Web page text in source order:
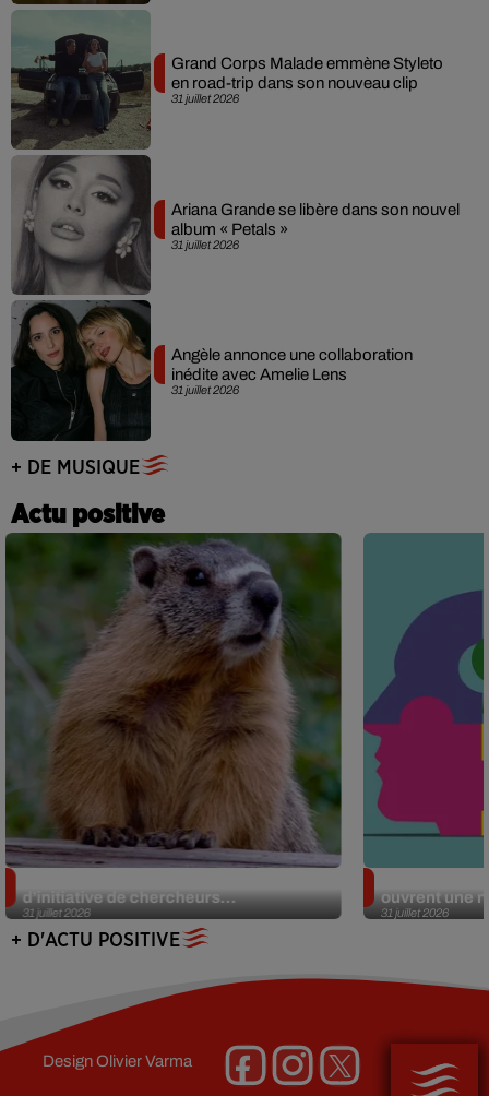
31 juillet 2026
Grand Corps Malade emmène Styleto
en road-trip dans son nouveau clip
31 juillet 2026
Ariana Grande se libère dans son nouvel
album « Petals »
31 juillet 2026
Angèle annonce une collaboration
inédite avec Amelie Lens
+ DE MUSIQUE
Actu positive
31 juillet 2026
d’initiative de chercheurs...
31 juillet 2026
ouvrent une
+ D'ACTU POSITIVE
DesignOlivier Varma